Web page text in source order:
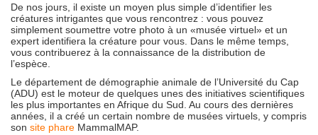
De nos jours, il existe un moyen plus simple d’identifier les
créatures intrigantes que vous rencontrez : vous pouvez
simplement soumettre votre photo à un «musée virtuel» et un
expert identifiera la créature pour vous. Dans le même temps,
vous contribuerez à la connaissance de la distribution de
l’espèce.
Le département de démographie animale de l’Université du Cap
(ADU) est le moteur de quelques unes des initiatives scientifiques
les plus importantes en Afrique du Sud. Au cours des dernières
années, il a créé un certain nombre de musées virtuels, y compris
son site phare MammalMAP.